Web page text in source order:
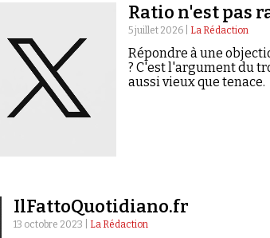
Ratio n'est pas
5 juillet 2026 | La Rédaction
Répondre à une
? C'est l'argument du
aussi vieux que tenace.
IlFattoQuotidiano.fr
13 octobre 2023 | La Rédaction